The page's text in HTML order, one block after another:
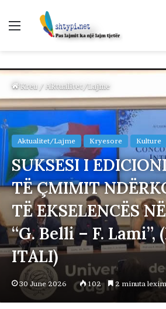
Menu
Kreu / Aktualitet/Lajme
Aktualitet/Lajme Kryesore Kulture
SUKSESI I
TË ÇMIMIT
TË EKSELENCËS
“G. Belli – F. Lami”,
ITALI)
30 June 2026 102 2 minuta lexim